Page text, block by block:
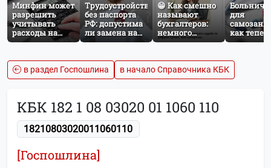
Минфин может
разрешить
учитывать
расходы на
защиту от
расчёте налога
на прибыль
Трудоустройство
без паспорта
РФ: допустима
ли замена на
загранпаспорт?
😁 Как смешно
называют
бухгалтеров:
немного
профессионального
для
как
работает
НПД
в раздел Госпошлина в начало Справочника КБК
КБК 182 1 08 03020 01 1060 110
18210803020011060110
[Госпошлина]